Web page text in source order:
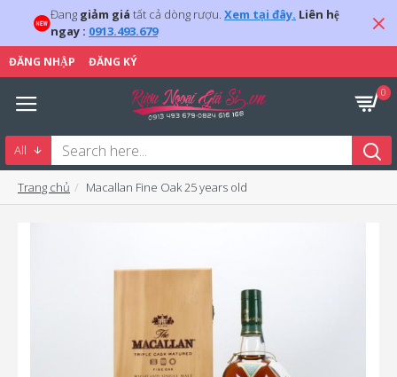
Đang giảm giá tất cả dòng rượu. Xem tại đây. Liên hệ
ngay : 0913.493.679
ĐĂNG NHẬP ĐĂNG KÝ
0
All
Trang chủ Macallan Fine Oak 25 years old